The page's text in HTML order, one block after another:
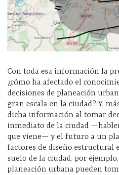
Con toda esa información la
¿cómo ha afectado el
decisiones de planeación
gran escala en la ciudad? Y,
dicha información al tomar
inmediato de la ciudad
que viene— y el futuro a un
factores de diseño estructural
suelo de la ciudad, por
planeación urbana pueden